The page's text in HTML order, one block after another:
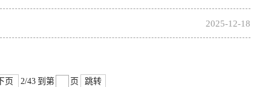
2025-12-18
页 2/43 到第 页 跳转